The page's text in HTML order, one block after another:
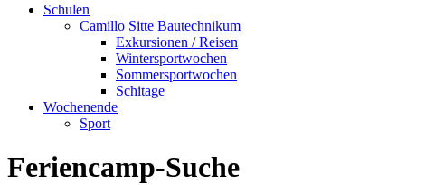
Schulen
Camillo Sitte Bautechnikum
Exkursionen / Reisen
Wintersportwochen
Sommersportwochen
Schitage
Wochenende
Sport
Feriencamp-Suche